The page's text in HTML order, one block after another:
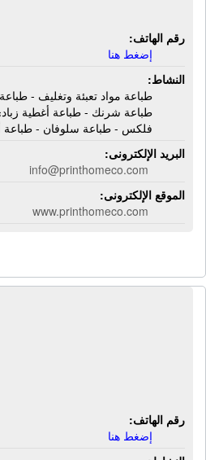
رقم الهاتف:
إضغط هنا
النشاط:
طباعة مواد تعبئة وتغليف -
طباعة شرنك - طباعة أغطية
فلكس - طباعة سلوفان - طباعة
البريد الإلكترونى:
info@printhomeco.com
الموقع الإلكترونى:
www.printhomeco.com
رقم الهاتف:
إضغط هنا